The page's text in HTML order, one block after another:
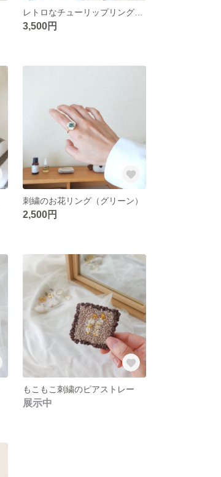
3,500円
刺繍のお花リング（グリーン）
2,500円
もこもこ刺繍のピアストレー
展示中